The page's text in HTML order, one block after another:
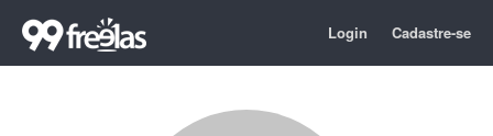
Login Cadastre-se